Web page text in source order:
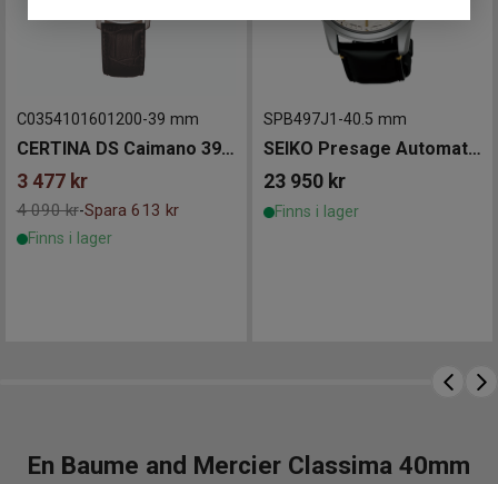
Endast 6,05 mm tunn boett smidig och elegant
på handleden
och regn
Klockmaster?
När du köper din Baume & Mercier hos Klockmaster
handlar du tryggt hos en
C0354101601200-39 mm
CERTINA DS Caimano 39mm
3 477 kr
4 090 kr-Spara 613 kr
Finns i lager
SPB497J1 -40.5 mm
SEIKO Presage Automatic Craftsmanship Unglazed Arita Porcelain Dial Limited Edition
23 950 kr
Finns i lager
En Baume and Mercier Classima 40mm